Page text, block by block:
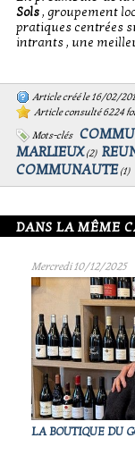
Sols, groupement
pratiques centrées
intrants , une
Article créé le 16/02/
Article consulté 6224
Mots-clés
MARLIEUX(2)
COMMUNAUTE (1)
DANS LA MÊME
Mercredi 10/12/2025
LA BOUTIQUE DU